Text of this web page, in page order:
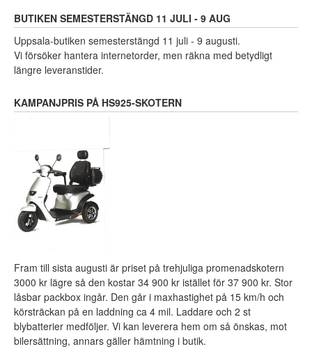
BUTIKEN SEMESTERSTÄNGD 11 JULI - 9 AUG
Uppsala-butiken semesterstängd 11 juli - 9 augusti.
Vi försöker hantera internetorder, men räkna med betydligt
längre leveranstider.
KAMPANJPRIS PÅ HS925-SKOTERN
Fram till sista augusti är priset på trehjuliga promenadskotern
3000 kr lägre så den kostar 34 900 kr istället för 37 900 kr. Stor
låsbar packbox ingår. Den går i maxhastighet på 15 km/h och
körsträckan på en laddning ca 4 mil. Laddare och 2 st
blybatterier medföljer. Vi kan leverera hem om så önskas, mot
bilersättning, annars gäller hämtning i butik.